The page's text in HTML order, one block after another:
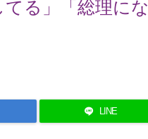
る」「総理にな
LINE